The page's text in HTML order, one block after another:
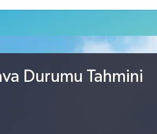
Durumu Tahmini